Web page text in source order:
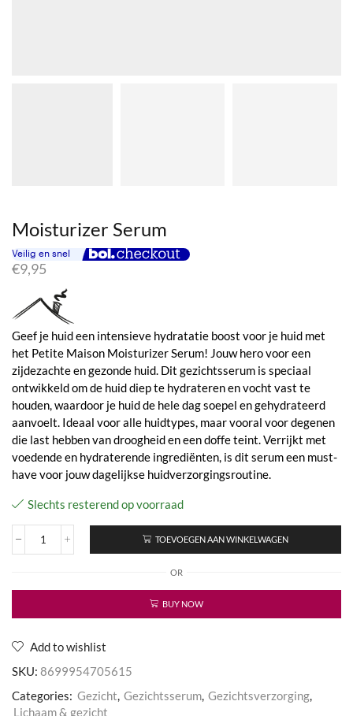
Moisturizer Serum
€9,95
Geef je huid een intensieve hydratatie boost voor je huid met
het Petite Maison Moisturizer Serum! Jouw hero voor een
zijdezachte en gezonde huid. Dit gezichtsserum is speciaal
ontwikkeld om de huid diep te hydrateren en vocht vast te
houden, waardoor je huid de hele dag soepel en gehydrateerd
aanvoelt. Ideaal voor alle huidtypes, maar vooral voor degenen
die last hebben van droogheid en een doffe teint. Verrijkt met
voedende en hydraterende ingrediënten, is dit serum een must-
have voor jouw dagelijkse huidverzorgingsroutine.
Slechts resterend op voorraad
Moisturizer
TOEVOEGEN AAN WINKELWAGEN
OR
BUY NOW
Add to wishlist
SKU: 8699954705615
Categories: Gezicht Gezichtsserum Gezichtsverzorging
Lichaam & gezicht